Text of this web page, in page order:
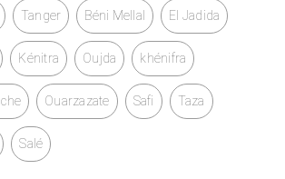
Tanger Béni Mellal El Jadida
Kénitra Oujda khénifra
Ouarzazate Safi Taza
Salé